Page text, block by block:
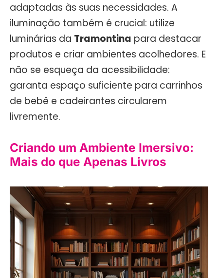
adaptadas às suas necessidades. A
iluminação também é crucial: utilize
luminárias da Tramontina para destacar
produtos e criar ambientes acolhedores. E
não se esqueça da acessibilidade:
garanta espaço suficiente para carrinhos
de bebê e cadeirantes circularem
livremente.
Criando um Ambiente Imersivo:
Mais do que Apenas Livros